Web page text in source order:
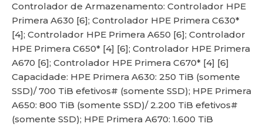
Controlador de Armazenamento: Controlador HPE
Primera A630 [6]; Controlador HPE Primera C630*
[4]; Controlador HPE Primera A650 [6]; Controlador
HPE Primera C650* [4] [6]; Controlador HPE Primera
A670 [6]; Controlador HPE Primera C670* [4] [6]
Capacidade: HPE Primera A630: 250 TiB (somente
SSD)/ 700 TiB efetivos# (somente SSD); HPE Primera
A650: 800 TiB (somente SSD)/ 2.200 TiB efetivos#
(somente SSD); HPE Primera A670: 1.600 TiB